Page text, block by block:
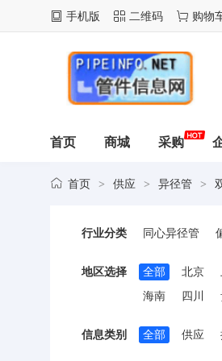
手机版 二维码 购物
首页 商城 采购
首页 > 供应 > 异径管 >
行业分类 同心异径管
地区选择 全部 北京
海南
四川
信息类别 全部 供应